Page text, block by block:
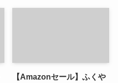
【Amazonセール】ふくや